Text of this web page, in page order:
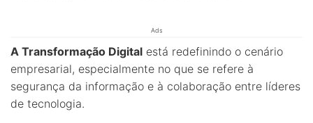
Ads
A Transformação Digital está redefinindo o cenário
empresarial, especialmente no que se refere à
segurança da informação e à colaboração entre líderes
de tecnologia.